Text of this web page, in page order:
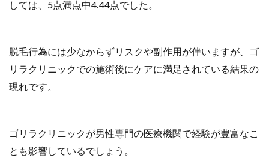
しては、5点満点中4.44点でした。
脱毛行為には少なからずリスクや副作用が伴いますが、ゴ
リラクリニックでの施術後にケアに満足されている結果の
現れです。
ゴリラクリニックが男性専門の医療機関で経験が豊富なこ
とも影響しているでしょう。